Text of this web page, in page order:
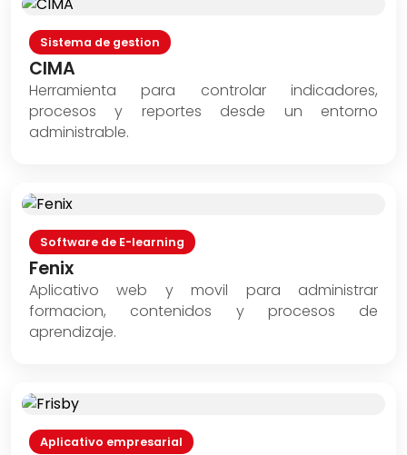
Sistema de gestion
CIMA
Herramienta para controlar indicadores,
procesos y reportes desde un entorno
administrable.
Software de E-learning
Fenix
Aplicativo web y movil para administrar
formacion, contenidos y procesos de
aprendizaje.
Aplicativo empresarial